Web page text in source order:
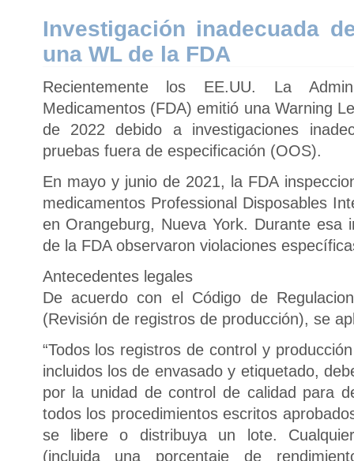
Investigación inadecuada
una WL de la FDA
Recientemente los EE.UU. La
Medicamentos (FDA) emitió una Warning
de 2022 debido a investigaciones
pruebas fuera de especificación (OOS).
En mayo y junio de 2021, la FDA
medicamentos Professional Disposables
en Orangeburg, Nueva York. Durante esa
de la FDA observaron violaciones
Antecedentes legales
De acuerdo con el Código de
(Revisión de registros de producción), se
“Todos los registros de control y
incluidos los de envasado y etiquetado,
por la unidad de control de calidad para
todos los procedimientos escritos
se libere o distribuya un lote.
(incluida una porcentaje de